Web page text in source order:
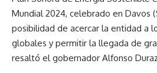
Mundial 2024, celebrado en Davos
posibilidad de acercar la entidad a
globales y permitir la llegada de
resaltó el gobernador Alfonso